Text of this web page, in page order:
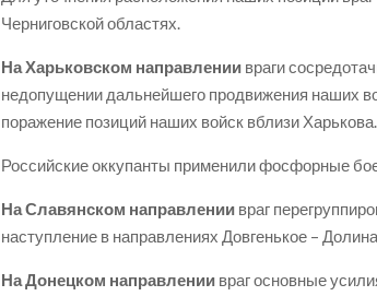
Черниговской областях.
На Харьковском направлении враги
недопущении дальнейшего продвижения наших
поражение позиций наших войск вблизи Харькова.
Российские оккупанты применили фосфорные
На Славянском направлении враг
наступление в направлениях Довгенькое –
На Донецком направлении враг основные